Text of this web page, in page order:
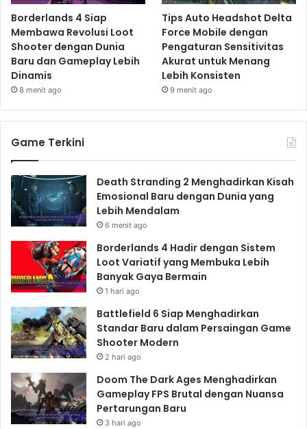
Keunggulan Xbox Series X2:
Performa yang powerful dan cepat.
Integrasi yang kuat dengan Xbox Game Pass.
Kemungkinan kompatibilitas mundur dengan
Kekurangan Xbox Series X2
(Potensial):
Pilihan game eksklusif yang mungkin kurang
dibandingkan dengan PlayStation.
Ketergantungan pada koneksi internet untuk
fitur-fitur tertentu.
Nintendo Switch 2: Inovasi
dalam Portabilitas
Nintendo, dengan konsol hibrida mereka,
Nintendo Switch, telah berhasil menciptakan
segmen pasar tersendiri.Game konsol Nintendo
Switch 2, yang diprediksi akan rilis pada 2025,
diharapkan akan membawa peningkatan
Borderlands 4 Siap
Membawa Revolusi Loot
Shooter dengan Dunia
Baru dan Gameplay Lebih
Dinamis
8 menit ago
Tips Auto Headshot Delta
Force Mobile dengan
Pengaturan Sensitivitas
Akurat untuk Menang
Lebih Konsisten
9 menit ago
Game Terkini
Death Stranding 2 Menghadirkan Kisah
Emosional Baru dengan Dunia yang
Lebih Mendalam
6 menit ago
Borderlands 4 Hadir dengan Sistem
Loot Variatif yang Membuka Lebih
Banyak Gaya Bermain
1 hari ago
Battlefield 6 Siap Menghadirkan
Standar Baru dalam Persaingan Game
Shooter Modern
2 hari ago
Doom The Dark Ages Menghadirkan
Gameplay FPS Brutal dengan Nuansa
Pertarungan Baru
3 hari ago